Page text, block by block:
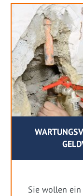
Sie wollen